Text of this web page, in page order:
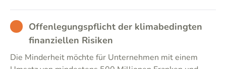
BAD Offenlegungspflicht der klimabedingten
finanziellen Risiken
Die Minderheit möchte für Unternehmen mit einem